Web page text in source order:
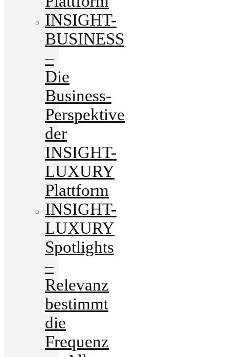
INSIGHT-
BUSINESS
–
Die
Business-
Perspektive
der
INSIGHT-
LUXURY
Plattform
INSIGHT-
LUXURY
Spotlights
–
Relevanz
bestimmt
die
Frequenz